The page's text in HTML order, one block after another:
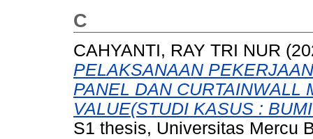
C
CAHYANTI, RAY TRI NUR
PELAKSANAAN
PANEL DAN CURTAINWALL
VALUE(STUDI KASUS :
S1 thesis, Universitas Mercu